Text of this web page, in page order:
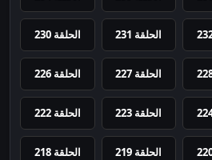
الحلقة 231 الحلقة 230
الحلقة 227 الحلقة 226
الحلقة 223 الحلقة 222
الحلقة 219 الحلقة 218